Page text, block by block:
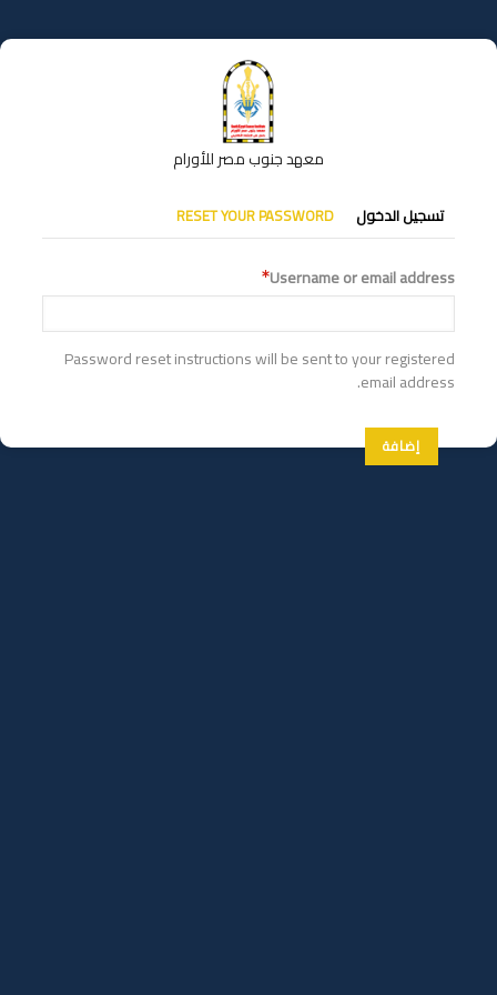
إلى
المحتوى
معهد جنوب مصر للأورام
التبويبات
الأساسية
تسجيل الدخول RESET YOUR PASSWORD
Username or email address
Password reset instructions will be sent to your registered
email address.